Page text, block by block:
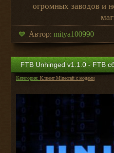
огромных заводов и
Автор: mitya100990
FTB Unhinged v1.1.0 - FTB
Категория: Клиент Minecraft с модами